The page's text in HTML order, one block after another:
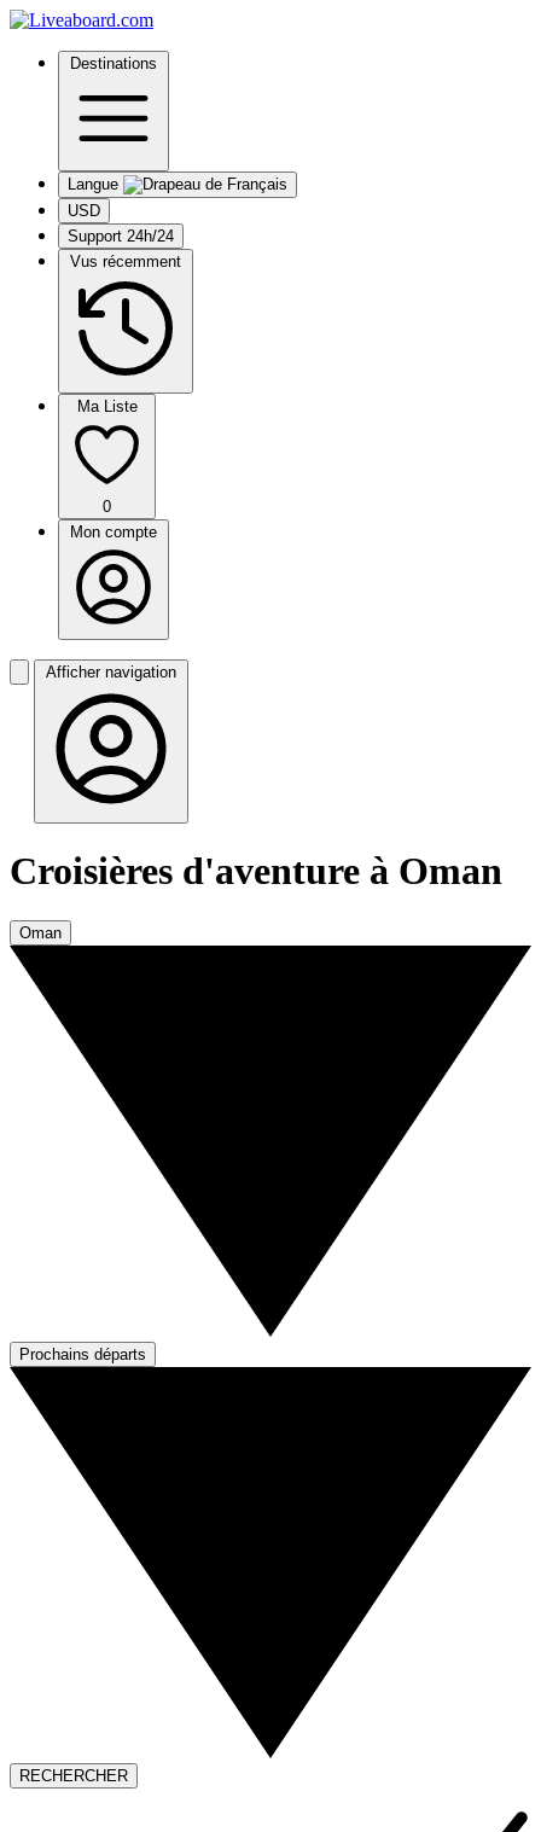
Destinations
Langue
USD
Support 24h/24
Vus récemment
Ma Liste
0
Mon compte
Afficher navigation
Croisières d'aventure à Oman
Oman
Prochains départs
RECHERCHER